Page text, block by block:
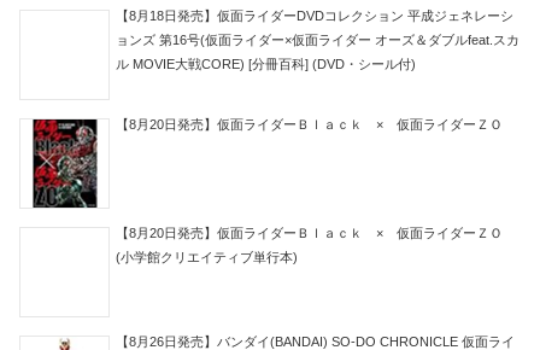
【8月18日発売】仮面ライダーDVDコレクション 平成ジェネレーシ
ョンズ 第16号(仮面ライダー×仮面ライダー オーズ＆ダブルfeat.スカ
ル MOVIE大戦CORE) [分冊百科] (DVD・シール付)
【8月20日発売】仮面ライダーＢｌａｃｋ × 仮面ライダーＺＯ
【8月20日発売】仮面ライダーＢｌａｃｋ × 仮面ライダーＺＯ
(小学館クリエイティブ単行本)
【8月26日発売】バンダイ(BANDAI) SO-DO CHRONICLE 仮面ライ